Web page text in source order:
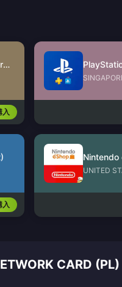
PlayStation Network Card (HK)
入
入
UNITED
CARD (PL)